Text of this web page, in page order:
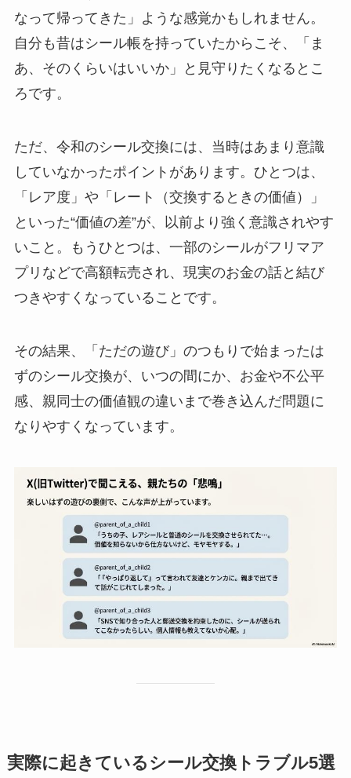
なって帰ってきた」ような感覚かもしれません。
自分も昔はシール帳を持っていたからこそ、「ま
あ、そのくらいはいいか」と見守りたくなるとこ
ろです。
ただ、令和のシール交換には、当時はあまり意識
していなかったポイントがあります。ひとつは、
「レア度」や「レート（交換するときの価値）」
といった“価値の差”が、以前より強く意識されやす
いこと。もうひとつは、一部のシールがフリマア
プリなどで高額転売され、現実のお金の話と結び
つきやすくなっていることです。
その結果、「ただの遊び」のつもりで始まったは
ずのシール交換が、いつの間にか、お金や不公平
感、親同士の価値観の違いまで巻き込んだ問題に
なりやすくなっています。
実際に起きているシール交換トラブル5選